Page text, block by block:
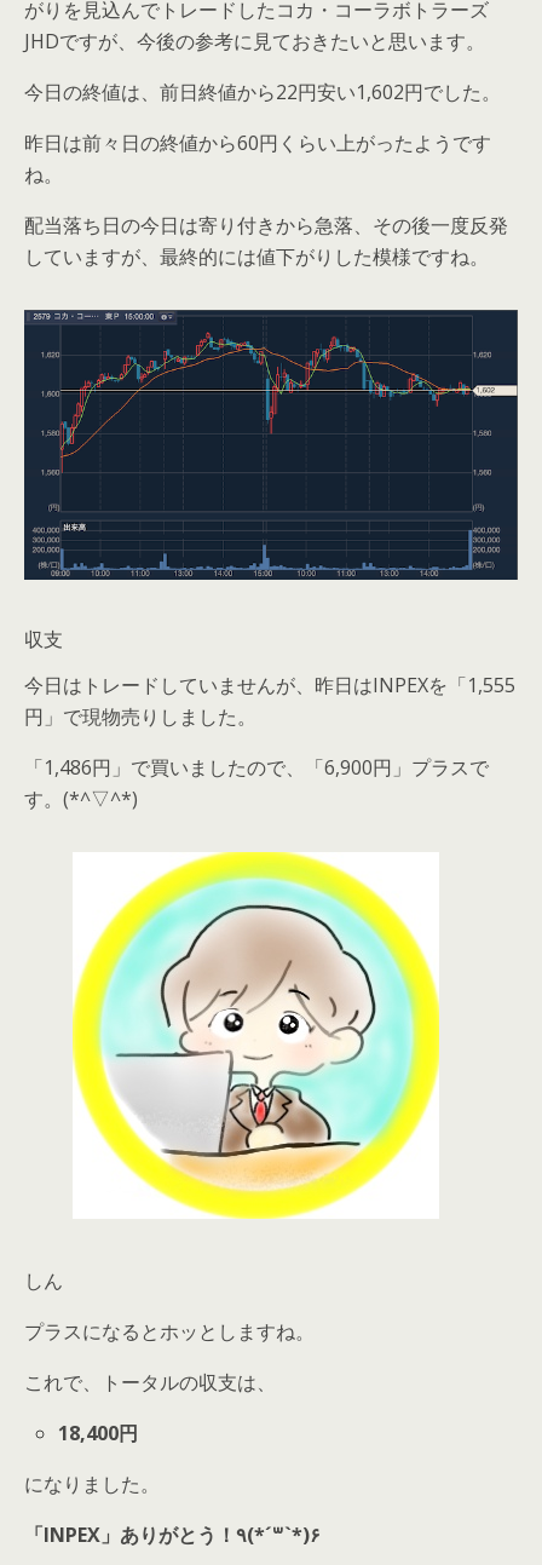
がりを見込んでトレードしたコカ・コーラボトラーズ
JHDですが、今後の参考に見ておきたいと思います。
今日の終値は、前日終値から22円安い1,602円でした。
昨日は前々日の終値から60円くらい上がったようです
ね。
配当落ち日の今日は寄り付きから急落、その後一度反発
していますが、最終的には値下がりした模様ですね。
収支
今日はトレードしていませんが、昨日はINPEXを「1,555
円」で現物売りしました。
「1,486円」で買いましたので、「6,900円」プラスで
す。(*^▽^*)
しん
プラスになるとホッとしますね。
これで、トータルの収支は、
18,400円
になりました。
「INPEX」ありがとう！٩(*´꒳`*)۶